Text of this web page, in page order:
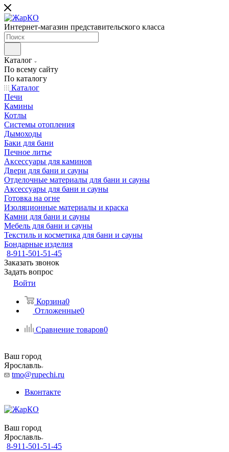
Интернет-магазин представительского класса
Каталог
По всему сайту
По каталогу
Каталог
Печи
Камины
Котлы
Системы отопления
Дымоходы
Баки для бани
Печное литье
Аксессуары для каминов
Двери для бани и сауны
Отделочные материалы для бани и сауны
Аксессуары для бани и сауны
Готовка на огне
Изоляционные материалы и краска
Камни для бани и сауны
Мебель для бани и сауны
Текстиль и косметика для бани и сауны
Бондарные изделия
8-911-501-51-45
Заказать звонок
Задать вопрос
Войти
Корзина0
Отложенные0
Сравнение товаров0
Ваш город
Ярославль
tmo@rupechi.ru
Вконтакте
Ваш город
Ярославль
8-911-501-51-45